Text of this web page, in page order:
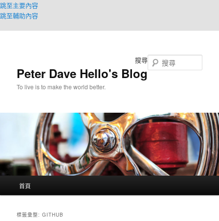
跳至主要內容
跳至輔助內容
Peter Dave Hello's Blog
To live is to make the world better.
搜尋
首頁
標籤彙整:GITHUB